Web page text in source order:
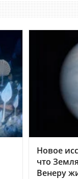
Новое
что
Венеру